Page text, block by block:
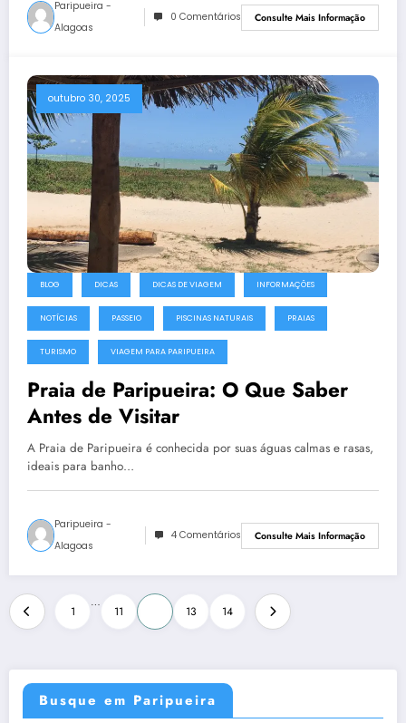
Paripueira -
Alagoas
0 Comentários Consulte Mais Informação
outubro 30, 2025
BLOG DICAS DICAS DE VIAGEM INFORMAÇÕES
NOTÍCIAS PASSEIO PISCINAS NATURAIS PRAIAS
TURISMO VIAGEM PARA PARIPUEIRA
Praia de Paripueira: O Que Saber
Antes de Visitar
A Praia de Paripueira é conhecida por suas águas calmas e rasas,
ideais para banho…
Paripueira -
Alagoas
4 Comentários Consulte Mais Informação
Paginação
de
posts
1
…
11 13 14
Busque em Paripueira